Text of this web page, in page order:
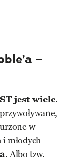
–
jest wiele.
w
młodych
. Albo tzw.